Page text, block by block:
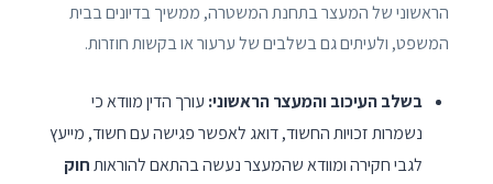
הראשוני של המעצר בתחנת המשטרה, ממשיך בדיונים בבית
המשפט, ולעיתים גם בשלבים של ערעור או בקשות חוזרות.
בשלב העיכוב והמעצר הראשוני: עורך הדין מוודא כי
נשמרות זכויות החשוד, דואג לאפשר פגישה עם חשוד, מייעץ
לגבי חקירה ומוודא שהמעצר נעשה בהתאם להוראותחוק